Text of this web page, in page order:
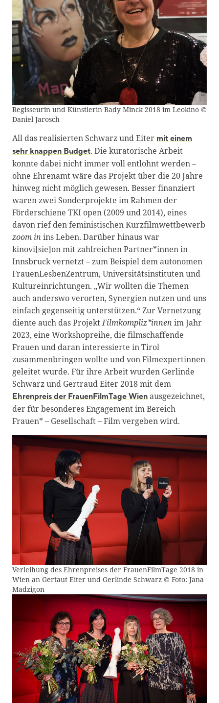
Regisseurin und Künstlerin Bady Minck 2018 im Leokino ©
Daniel Jarosch
All das realisierten Schwarz und Eiter mit einem
sehr knappen Budget. Die kuratorische Arbeit
konnte dabei nicht immer voll entlohnt werden –
ohne Ehrenamt wäre das Projekt über die 20 Jahre
hinweg nicht möglich gewesen. Besser finanziert
waren zwei Sonderprojekte im Rahmen der
Förderschiene TKI open (2009 und 2014), eines
davon rief den feministischen Kurzfilmwettbewerb
zoom in ins Leben. Darüber hinaus war
kinovi[sie]on mit zahlreichen Partner*innen in
Innsbruck vernetzt – zum Beispiel dem autonomen
FrauenLesbenZentrum, Universitätsinstituten und
Kultureinrichtungen. „Wir wollten die Themen
auch anderswo verorten, Synergien nutzen und uns
einfach gegenseitig unterstützen.“ Zur Vernetzung
diente auch das ProjektFilmkompliz*innen im Jahr
2023, eine Workshopreihe, die filmschaffende
Frauen und daran interessierte in Tirol
zusammenbringen wollte und von Filmexpertinnen
geleitet wurde. Für ihre Arbeit wurden Gerlinde
Schwarz und Gertraud Eiter 2018 mit dem
Ehrenpreis der FrauenFilmTage Wienausgezeichnet,
der für besonderes Engagement im Bereich
Frauen* – Gesellschaft – Film vergeben wird.
Verleihung des Ehrenpreises der FrauenFilmTage 2018 in
Wien an Gertaut Eiter und Gerlinde Schwarz © Foto: Jana
Madzigon